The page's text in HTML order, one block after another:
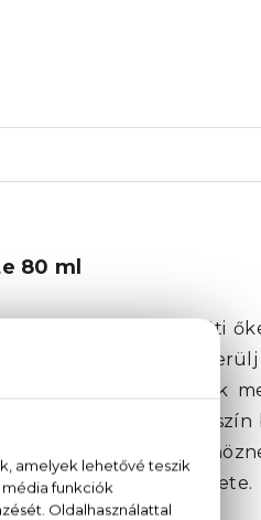
80 ml
de egy dolog összeköti
formában.
fonódva nyitják
és a fűszeres rózsaszín
és eleganciát
mély barátság története.